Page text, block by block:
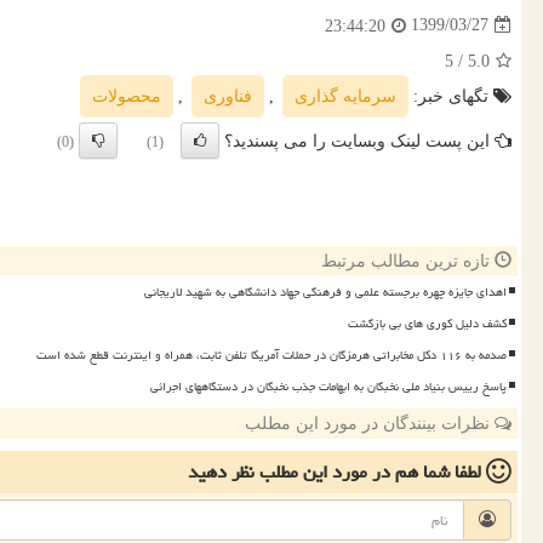
1399/03/27
23:44:20
5.0
/ 5
تگهای خبر:
سرمایه گذاری , فناوری , محصولات
این پست لینک وبسایت را می پسندید؟ (1)
(0)
تازه ترین مطالب مرتبط
اهدای جایزه چهره برجسته علمی و فرهنگی جهاد دانشگاهی به شهید لاریجانی
کشف دلیل کوری های بی بازگشت
صدمه به ۱۱۶ دکل مخابراتی هرمزگان در حملات آمریکا تلفن ثابت، همراه و اینترنت قطع شده است
پاسخ رییس بنیاد ملی نخبگان به ابهامات جذب نخبگان در دستگاههای اجرائی
نظرات بینندگان در مورد این مطلب
لطفا شما همدر مورد این مطلبنظر دهید